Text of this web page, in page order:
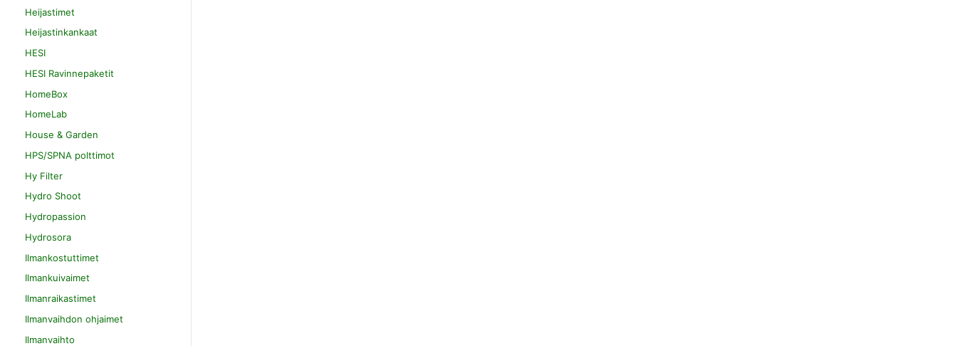
Heijastimet
Heijastinkankaat
HESI
HESI Ravinnepaketit
HomeBox
HomeLab
House & Garden
HPS/SPNA polttimot
Hy Filter
Hydro Shoot
Hydropassion
Hydrosora
Ilmankostuttimet
Ilmankuivaimet
Ilmanraikastimet
Ilmanvaihdon ohjaimet
Ilmanvaihto